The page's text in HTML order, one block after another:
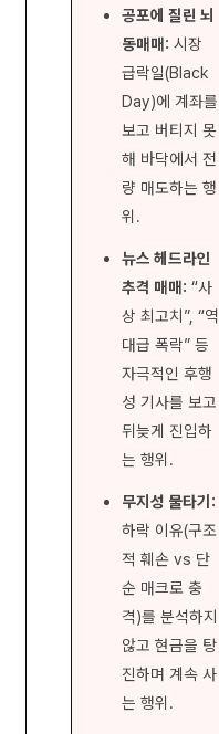
공포에 질린 뇌
동매매: 시장
급락일(Black
Day)에 계좌를
보고 버티지 못
해 바닥에서 전
량 매도하는 행
위.
뉴스 헤드라인
추격 매매: “사
상 최고치”, “역
대급 폭락” 등
자극적인 후행
성 기사를 보고
뒤늦게 진입하
는 행위.
무지성 물타기:
하락 이유(구조
적 훼손 vs 단
순 매크로 충
격)를 분석하지
않고 현금을 탕
진하며 계속 사
는 행위.